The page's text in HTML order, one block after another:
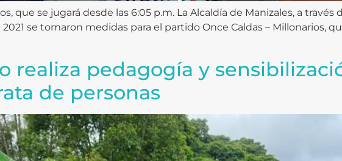
se jugará desde las 6:05 p.m. La Alcaldía de Manizales, a través
se tomaron medidas para el partido Once Caldas – Millonarios,
realiza pedagogía y
de personas